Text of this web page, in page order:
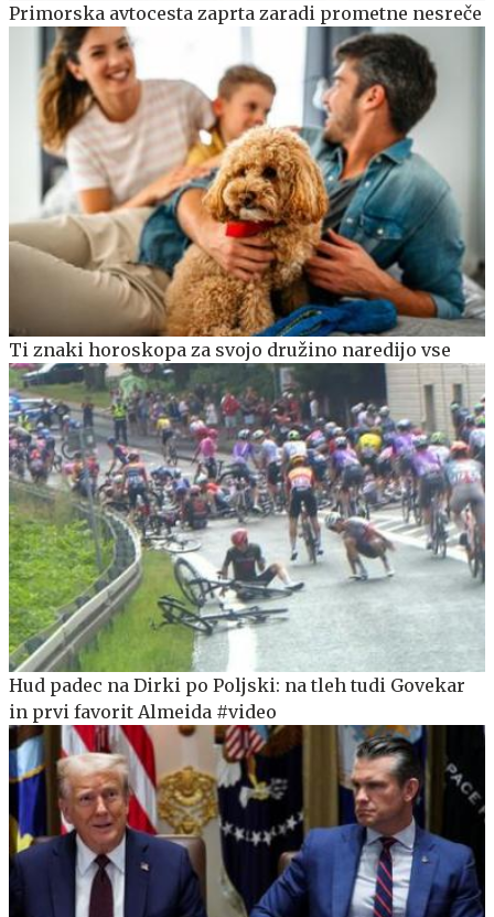
Primorska avtocesta zaprta zaradi prometne nesreče
Ti znaki horoskopa za svojo družino naredijo vse
Hud padec na Dirki po Poljski: na tleh tudi Govekar
in prvi favorit Almeida #video